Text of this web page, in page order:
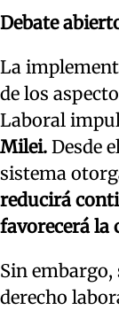
Debate
La
de los
Laboral
Milei. Desde
sistema
reducirá
favorecerá la
Sin embargo,
derecho